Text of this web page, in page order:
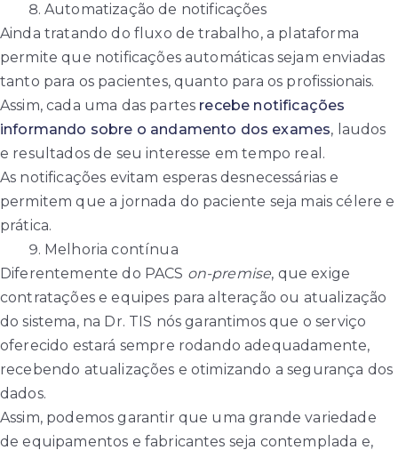
Automatização de notificações
Ainda tratando do fluxo de trabalho, a plataforma
permite que notificações automáticas sejam enviadas
tanto para os pacientes, quanto para os profissionais.
Assim, cada uma das partes recebe notificações
informando sobre o andamento dos exames, laudos
e resultados de seu interesse em tempo real.
As notificações evitam esperas desnecessárias e
permitem que a jornada do paciente seja mais célere e
prática.
Melhoria contínua
Diferentemente do PACS on-premise, que exige
contratações e equipes para alteração ou atualização
do sistema, na Dr. TIS nós garantimos que o serviço
oferecido estará sempre rodando adequadamente,
recebendo atualizações e otimizando a segurança dos
dados.
Assim, podemos garantir que uma grande variedade
de equipamentos e fabricantes seja contemplada e,